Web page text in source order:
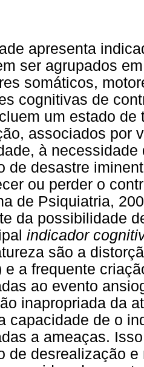
apresenta
ser agrupados
somáticos,
cognitivas de
um estado de
associados por
à
de desastre
ou perder o
de Psiquiatria,
da possibilidade
indicador
são a
e a frequente
ao evento
inapropriada da
capacidade de o
a ameaças.
de desrealização